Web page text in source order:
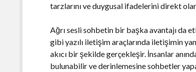
tarzlarını ve duygusal ifadelerini direkt
Ağrı sesli sohbetin bir başka avantajı da
gibi yazılı iletişim araçlarında iletişimin
akıcı bir şekilde gerçekleşir. İnsanlar
bulunabilir ve derinlemesine sohbetler